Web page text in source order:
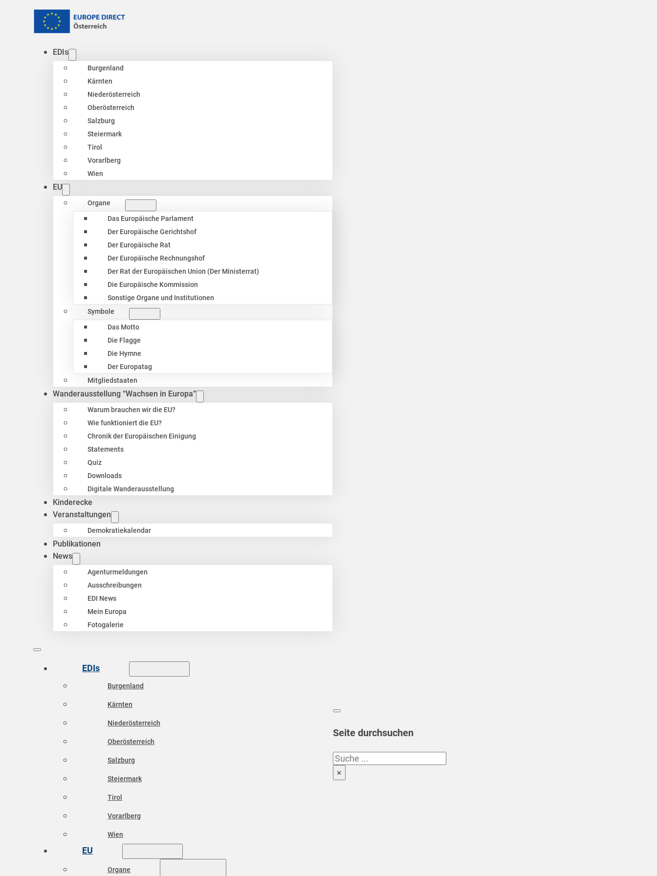
EDIs
Burgenland
Kärnten
Niederösterreich
Oberösterreich
Salzburg
Steiermark
Tirol
Vorarlberg
Wien
EU
Organe
Das Europäische Parlament
Der Europäische Gerichtshof
Der Europäische Rat
Der Europäische Rechnungshof
Der Rat der Europäischen Union (Der Ministerrat)
Die Europäische Kommission
Sonstige Organe und Institutionen
Symbole
Das Motto
Die Flagge
Die Hymne
Der Europatag
Mitgliedstaaten
Wanderausstellung “Wachsen in Europa”
Warum brauchen wir die EU?
Wie funktioniert die EU?
Chronik der Europäischen Einigung
Statements
Quiz
Downloads
Digitale Wanderausstellung
Kinderecke
Veranstaltungen
Demokratiekalendar
Publikationen
News
Agenturmeldungen
Ausschreibungen
EDI News
Mein Europa
Fotogalerie
EDIs
Burgenland
Kärnten
Niederösterreich
Oberösterreich
Salzburg
Steiermark
Tirol
Vorarlberg
Wien
EU
Organe
Seite durchsuchen
Suchen
×